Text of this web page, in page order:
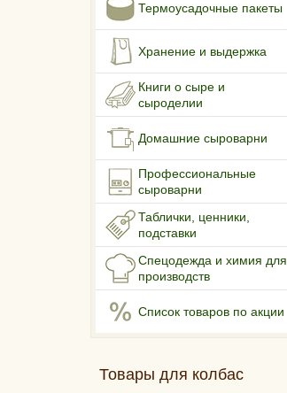
Термоусадочные пакеты
Хранение и выдержка
Книги о сыре и
сыроделии
Домашние сыроварни
Профессиональные
сыроварни
Таблички, ценники,
подставки
Спецодежда и химия для
производств
Список товаров по акции
Товары для колбас